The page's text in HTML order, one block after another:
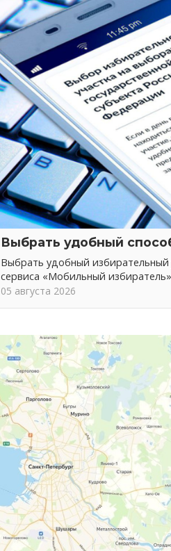
Выбрать удобный
Выбрать удобный
сервиса «Мобильный избиратель»
05 августа 2026